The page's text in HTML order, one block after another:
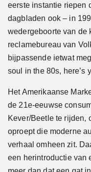
eerste instantie riepen
dagbladen ook – in
wedergeboorte van de
reclamebureau van
bijpassende ietwat
soul in the 80s, here’s
Het Amerikaanse
de 21e-eeuwse
Kever/Beetle te rijden,
oproept die moderne
verhaal omheen zit.
een herintroductie van